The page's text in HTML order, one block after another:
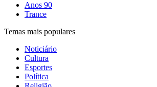
Anos 90
Trance
Temas mais populares
Noticiário
Cultura
Esportes
Política